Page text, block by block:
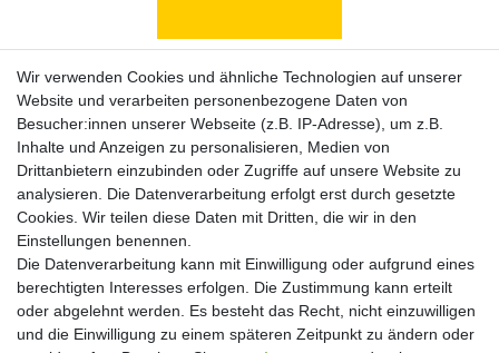
Zahlungsarten
Wir verwenden Cookies und ähnliche Technologien auf unserer
Website und verarbeiten personenbezogene Daten von
Besucher:innen unserer Webseite (z.B. IP-Adresse), um z.B.
Inhalte und Anzeigen zu personalisieren, Medien von
Drittanbietern einzubinden oder Zugriffe auf unsere Website zu
analysieren. Die Datenverarbeitung erfolgt erst durch gesetzte
Cookies. Wir teilen diese Daten mit Dritten, die wir in den
Einstellungen benennen.
Die Datenverarbeitung kann mit Einwilligung oder aufgrund eines
berechtigten Interesses erfolgen. Die Zustimmung kann erteilt
oder abgelehnt werden. Es besteht das Recht, nicht einzuwilligen
und die Einwilligung zu einem späteren Zeitpunkt zu ändern oder